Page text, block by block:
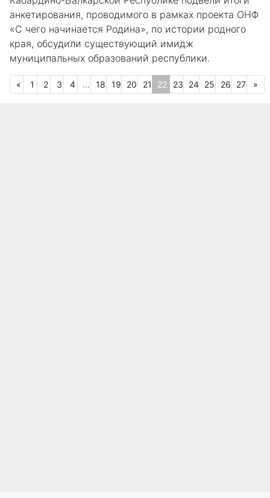
анкетирования, проводимого в рамках проекта ОНФ
«С чего начинается Родина», по истории родного
края, обсудили существующий имидж
муниципальных образований республики.
«Предыдущая
1 2 3 4 ... 18 19 20 21
22
(текущая)
23 24 25 26 27 »